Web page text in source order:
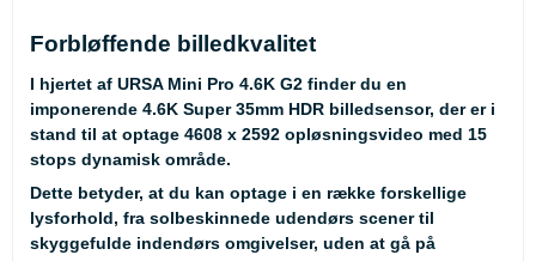
Forbløffende billedkvalitet
I hjertet af URSA Mini Pro 4.6K G2 finder du en
imponerende 4.6K Super 35mm HDR billedsensor, der er i
stand til at optage 4608 x 2592 opløsningsvideo med 15
stops dynamisk område.
Dette betyder, at du kan optage i en række forskellige
lysforhold, fra solbeskinnede udendørs scener til
skyggefulde indendørs omgivelser, uden at gå på